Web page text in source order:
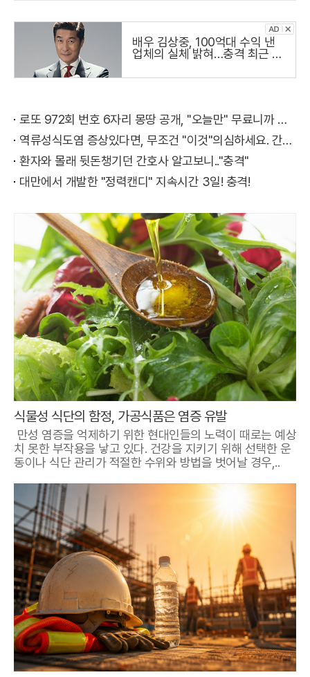
배우 김상중, 100억대 수익 낸
업체의 실체 밝혀…충격 최근 냉
의 사랑을 받는 국민 배우 김상
로또 972회 번호 6자리 몽땅 공개, "오늘만" 무료니까 꼭 오늘 확인하세요.
역류성식도염 증상있다면, 무조건 "이것"의심하세요. 간단치료법 나왔다!
환자와 몰래 뒷돈챙기던 간호사 알고보니.."충격"
대만에서 개발한 "정력캔디" 지속시간 3일! 충격!
식물성 식단의 함정, 가공식품은 염증 유발
만성 염증을 억제하기 위한 현대인들의 노력이 때로는 예상
치 못한 부작용을 낳고 있다. 건강을 지키기 위해 선택한 운
동이나 식단 관리가 적절한 수위와 방법을 벗어날 경우,..